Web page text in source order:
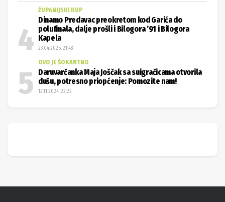
ŽUPANIJSKI KUP
Dinamo Predavac preokretom kod Garića do
polufinala, dalje prošli i Bilogora ’91 i Bilogora
Kapela
23.04.2025. 21:48
OVO JE ŠOKANTNO
Daruvarčanka Maja Joščak sa suigračicama otvorila
dušu, potresno priopćenje: Pomozite nam!
12.11.2024. 22:22